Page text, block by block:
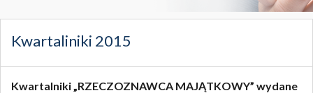
Kwartaliniki 2015
Kwartalniki „RZECZOZNAWCA MAJĄTKOWY” wydane